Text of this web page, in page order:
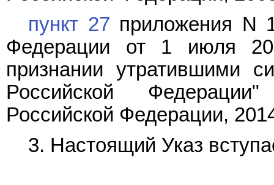
пункт 27 приложения N
Федерации от 1 июля
признании утратившими
Российской
Российской Федерации,
3. Настоящий Указ